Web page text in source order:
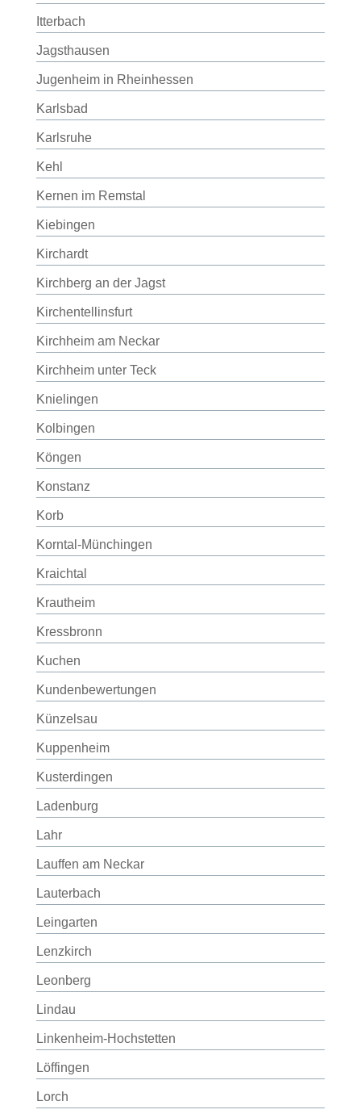
Itterbach
Jagsthausen
Jugenheim in Rheinhessen
Karlsbad
Karlsruhe
Kehl
Kernen im Remstal
Kiebingen
Kirchardt
Kirchberg an der Jagst
Kirchentellinsfurt
Kirchheim am Neckar
Kirchheim unter Teck
Knielingen
Kolbingen
Köngen
Konstanz
Korb
Korntal-Münchingen
Kraichtal
Krautheim
Kressbronn
Kuchen
Kundenbewertungen
Künzelsau
Kuppenheim
Kusterdingen
Ladenburg
Lahr
Lauffen am Neckar
Lauterbach
Leingarten
Lenzkirch
Leonberg
Lindau
Linkenheim-Hochstetten
Löffingen
Lorch